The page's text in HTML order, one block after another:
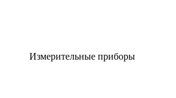
Измерительные приборы